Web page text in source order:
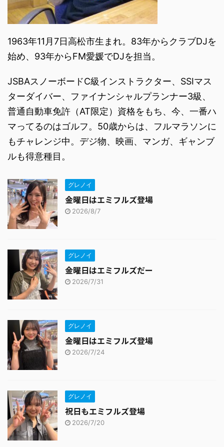
1963年11月7日高松市生まれ。83年からクラブDJを
始め、93年からFM愛媛でDJを担当。
JSBAスノーボードC級インストラクター、SSIマス
ターダイバー、ファイナンシャルプランナー3級、
普通自動車免許（AT限定）資格をもち、今、一番ハ
マってるのはゴルフ。50歳からは、フルマラソンに
もチャレンジ中。デジ物、映画、マンガ、ギャンブ
ルも得意種目。
グレノイ
金曜日はエミフルズ登場
2026/8/7
グレノイ
金曜日はエミフルズだー
2026/7/31
グレノイ
金曜日はエミフルズ登場
2026/7/24
グレノイ
祝日もエミフルズ登場
2026/7/20